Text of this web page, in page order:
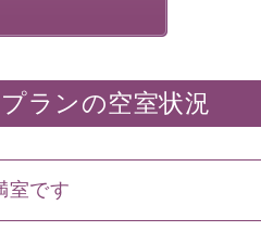
ランの空室状況
室です